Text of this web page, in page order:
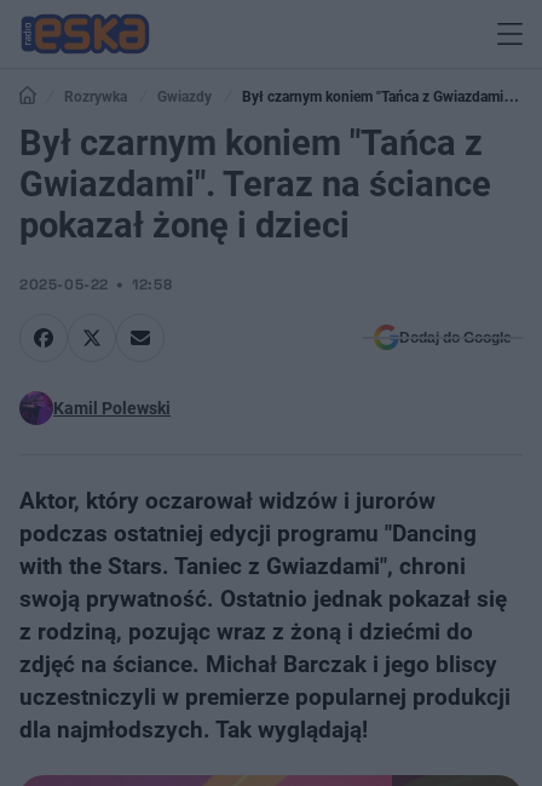
Rozrywka Gwiazdy
Był czarnym koniem "Tańca z Gwiazdami".
Teraz na ściance pokazał żonę i dzieci
Był czarnym koniem "Tańca z
Gwiazdami". Teraz na ściance
pokazał żonę i dzieci
2025-05-22 12:58
Dodaj do Google
Kamil Polewski
Aktor, który oczarował widzów i jurorów
podczas ostatniej edycji programu "Dancing
with the Stars. Taniec z Gwiazdami", chroni
swoją prywatność. Ostatnio jednak pokazał się
z rodziną, pozując wraz z żoną i dziećmi do
zdjęć na ściance. Michał Barczak i jego bliscy
uczestniczyli w premierze popularnej produkcji
dla najmłodszych. Tak wyglądają!